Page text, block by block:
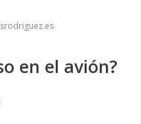
en el avión?